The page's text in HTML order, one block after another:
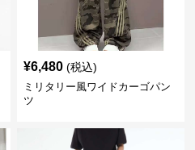
¥6,480 (税込)
ミリタリー風ワイドカーゴパン
ツ